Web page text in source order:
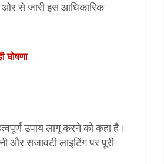
ओर से जारी इस आधिकारिक
घोषणा
उपाय लागू करने को कहा है।
और सजावटी लाइटिंग पर पूरी